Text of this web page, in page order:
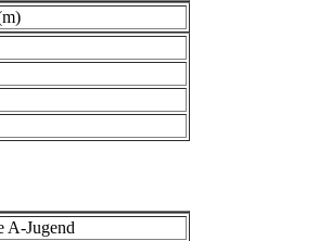
A-Jugend